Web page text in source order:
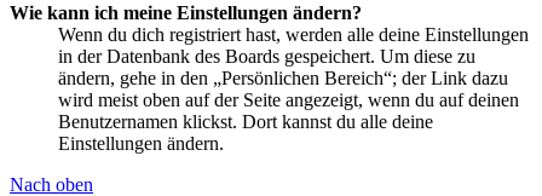
Wie kann ich meine Einstellungen ändern?
Wenn du dich registriert hast, werden alle deine Einstellungen
in der Datenbank des Boards gespeichert. Um diese zu
ändern, gehe in den „Persönlichen Bereich“; der Link dazu
wird meist oben auf der Seite angezeigt, wenn du auf deinen
Benutzernamen klickst. Dort kannst du alle deine
Einstellungen ändern.
Nach oben